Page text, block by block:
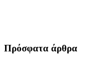
Πρόσφατα άρθρα